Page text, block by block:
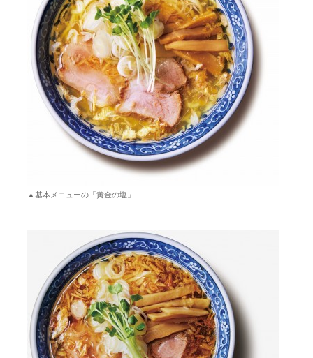
▲基本メニューの「黄金の塩」